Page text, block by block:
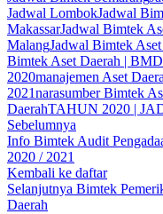
Jadwal LombokJadwal
MakassarJadwal Bimtek
MalangJadwal Bimtek
Bimtek Aset Daerah |
2020manajemen Aset
2021narasumber Bimtek
DaerahTAHUN 2020 |
Sebelumnya
Info Bimtek Audit
2020 / 2021
Kembali ke daftar
Selanjutnya Bimtek
Daerah